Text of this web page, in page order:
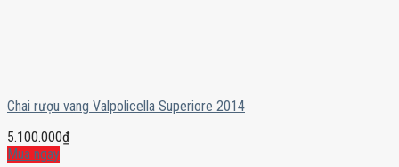
Chai rượu vang Valpolicella Superiore 2014
5.100.000₫
Mua ngay